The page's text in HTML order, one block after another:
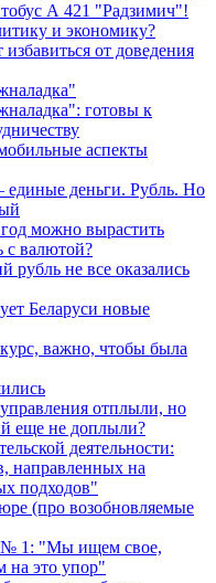
А 421 "Радзимич"!
и экономику?
от доведения
готовы к
аспекты
единые деньги. Рубль. Но
можно вырастить
с валютой?
рубль не все оказались
Беларуси новые
важно, чтобы была
отплыли, но
еще не доплыли?
деятельности:
направленных на
подходов"
(про возобновляемые
№ 1: "Мы ищем свое,
на это упор"